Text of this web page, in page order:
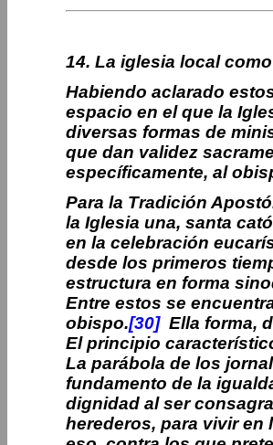
14. La iglesia local
Habiendo aclarado
espacio en el que la
diversas formas de
que dan validez
específicamente, al
Para la Tradición
la Iglesia una, santa
en la celebración
desde los primeros
estructura en forma
Entre estos se
obispo.[30]Ella forma,
El principio
La parábola de los
fundamento de la
dignidad al ser
herederos, para vivir en